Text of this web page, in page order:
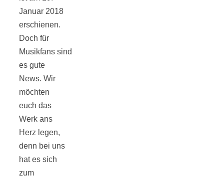
Januar 2018
erschienen.
Doch für
Musikfans sind
es gute
News. Wir
möchten
euch das
Werk ans
Herz legen,
denn bei uns
hat es sich
zum